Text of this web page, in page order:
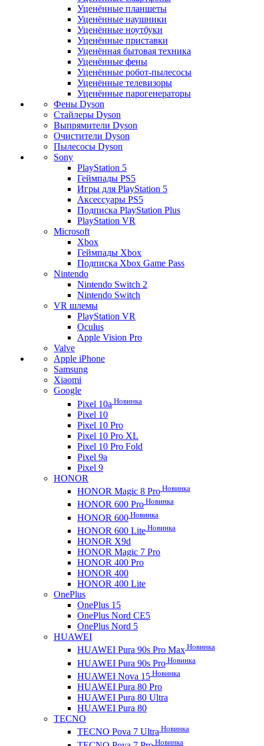
Уценённые планшеты
Уценённые наушники
Уценённые ноутбуки
Уценённые приставки
Уценённая бытовая техника
Уценённые фены
Уценённые робот-пылесосы
Уценённые телевизоры
Уценённые парогенераторы
Фены Dyson
Стайлеры Dyson
Выпрямители Dyson
Очистители Dyson
Пылесосы Dyson
Sony
PlayStation 5
Геймпады PS5
Игры для PlayStation 5
Аксессуары PS5
Подписка PlayStation Plus
PlayStation VR
Microsoft
Xbox
Геймпады Xbox
Подписка Xbox Game Pass
Nintendo
Nintendo Switch 2
Nintendo Switch
VR шлемы
PlayStation VR
Oculus
Apple Vision Pro
Valve
Apple iPhone
Samsung
Xiaomi
Google
Pixel 10a Новинка
Pixel 10
Pixel 10 Pro
Pixel 10 Pro XL
Pixel 10 Pro Fold
Pixel 9a
Pixel 9
HONOR
HONOR Magic 8 Pro Новинка
HONOR 600 Pro Новинка
HONOR 600 Новинка
HONOR 600 Lite Новинка
HONOR X9d
HONOR Magic 7 Pro
HONOR 400 Pro
HONOR 400
HONOR 400 Lite
OnePlus
OnePlus 15
OnePlus Nord CE5
OnePlus Nord 5
HUAWEI
HUAWEI Pura 90s Pro Max Новинка
HUAWEI Pura 90s Pro Новинка
HUAWEI Nova 15 Новинка
HUAWEI Pura 80 Pro
HUAWEI Pura 80 Ultra
HUAWEI Pura 80
TECNO
TECNO Pova 7 Ultra Новинка
Новинка